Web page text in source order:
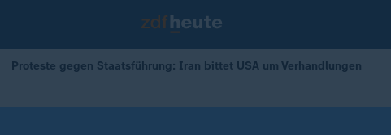
Proteste gegen Staatsführung: Iran bittet USA um Verhandlungen